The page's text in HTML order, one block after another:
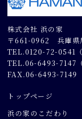
株式会社 浜の家
〒661-0962 兵庫県
TEL.0120-72-0541（
TEL.06-6493-7147（
FAX.06-6493-7149
トップページ
浜の家のこだわり